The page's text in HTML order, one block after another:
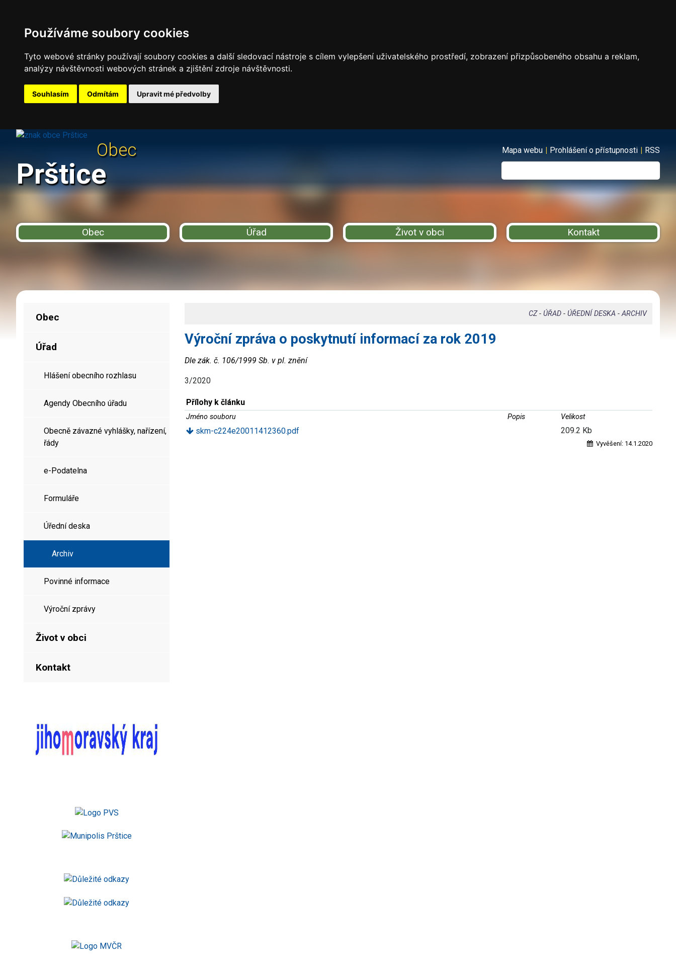
Používáme soubory cookies
Tyto webové stránky používají soubory cookies a další sledovací nástroje s cílem vylepšení uživatelského prostředí, zobrazení přizpůsobeného obsahu a reklam,
analýzy návštěvnosti webových stránek a zjištění zdroje návštěvnosti.
Souhlasím Odmítám Upravit mé předvolby
Obec
Prštice
Mapa webu | Prohlášení o přístupnosti | RSS
Obec Úřad Život v obci Kontakt
Obec
Úřad
Hlášení obecního rozhlasu
Agendy Obecního úřadu
Obecně závazné vyhlášky, nařízení,
řády
e-Podatelna
Formuláře
Úřední deska
Archiv
Povinné informace
Výroční zprávy
Život v obci
Kontakt
CZ- ÚŘAD- ÚŘEDNÍ DESKA -ARCHIV
Výroční zpráva o poskytnutí informací za rok 2019
Dle zák. č. 106/1999 Sb. v pl. znění
3/2020
Přílohy k článku
Jméno souboru Popis Velikost
skm-c224e20011412360.pdf 209.2 Kb
Vyvěšení: 14.1.2020